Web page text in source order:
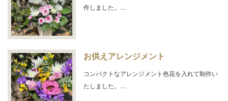
作しました。…
お供えアレンジメント
コンパクトなアレンジメント色花を入れて制作い
たしました。…